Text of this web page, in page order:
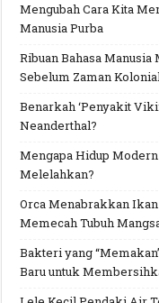
Mengubah Cara Kita
Manusia Purba
Ribuan Bahasa
Sebelum Zaman
Benarkah ‘Penyakit
Neanderthal?
Mengapa Hidup
Melelahkan?
Orca Menabrakkan
Memecah Tubuh
Bakteri yang
Baru untuk